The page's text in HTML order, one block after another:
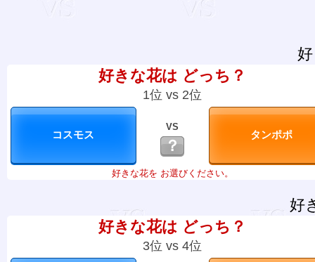
好きな花は どっち？
1位 vs 2位
VS
？
好きな花を お選びください。
好
好きな花は どっち？
3位 vs 4位